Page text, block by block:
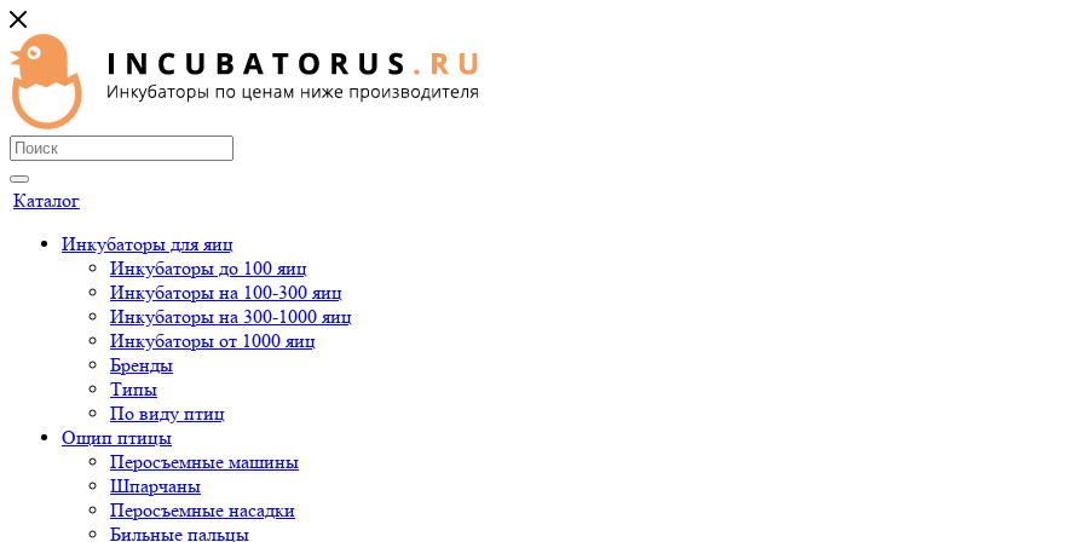
Каталог
Инкубаторы для яиц
Инкубаторы до 100 яиц
Инкубаторы на 100-300 яиц
Инкубаторы на 300-1000 яиц
Инкубаторы от 1000 яиц
Бренды
Типы
По виду птиц
Ощип птицы
Перосъемные машины
Шпарчаны
Перосъемные насадки
Бильные пальцы